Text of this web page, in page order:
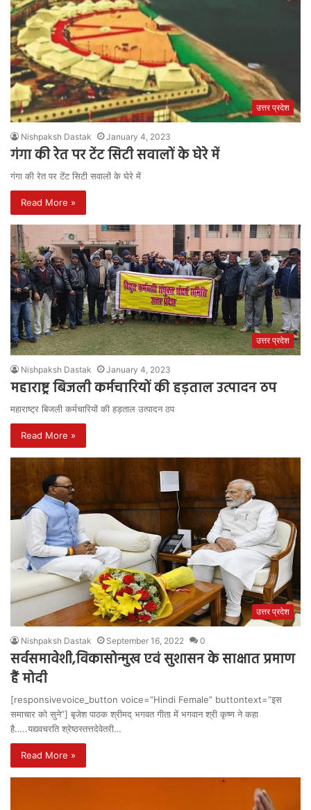
उत्तर प्रदेश
Nishpaksh Dastak January 4, 2023
गंगा की रेत पर टेंट सिटी सवालों के घेरे में
गंगा की रेत पर टेंट सिटी सवालों के घेरे में
Read More »
उत्तर प्रदेश
Nishpaksh Dastak January 4, 2023
महाराष्ट्र बिजली कर्मचारियों की हड़ताल उत्पादन ठप
महाराष्ट्र बिजली कर्मचारियों की हड़ताल उत्पादन ठप
Read More »
उत्तर प्रदेश
Nishpaksh Dastak September 16, 2022 0
सर्वसमावेशी,विकासोन्मुख एवं सुशासन के साक्षात प्रमाण
हैं मोदी
[responsivevoice_button voice=”Hindi Female” buttontext=”इस
समाचार को सुने”] बृजेश पाठक श्रीमद् भगवत गीता में भगवान श्री कृष्ण ने कहा
है…..यद्यवचरति श्रेष्ठस्तत्तदेवेतरी…
Read More »